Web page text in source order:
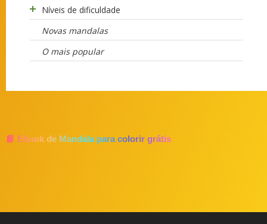
Níveis de dificuldade
Novas mandalas
O mais popular
📘 Ebook de Mandala para colorir grátis